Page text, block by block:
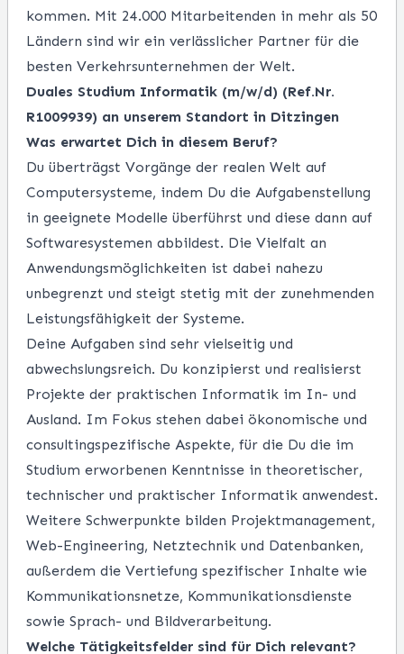
kommen. Mit 24.000 Mitarbeitenden in mehr als 50
Ländern sind wir ein verlässlicher Partner für die
besten Verkehrsunternehmen der Welt.
Duales Studium Informatik (m/w/d) (Ref.Nr.
R1009939) an unserem Standort in Ditzingen
Was erwartet Dich in diesem Beruf?
Du überträgst Vorgänge der realen Welt auf
Computersysteme, indem Du die Aufgabenstellung
in geeignete Modelle überführst und diese dann auf
Softwaresystemen abbildest. Die Vielfalt an
Anwendungsmöglichkeiten ist dabei nahezu
unbegrenzt und steigt stetig mit der zunehmenden
Leistungsfähigkeit der Systeme.
Deine Aufgaben sind sehr vielseitig und
abwechslungsreich. Du konzipierst und realisierst
Projekte der praktischen Informatik im In- und
Ausland. Im Fokus stehen dabei ökonomische und
consultingspezifische Aspekte, für die Du die im
Studium erworbenen Kenntnisse in theoretischer,
technischer und praktischer Informatik anwendest.
Weitere Schwerpunkte bilden Projektmanagement,
Web-Engineering, Netztechnik und Datenbanken,
außerdem die Vertiefung spezifischer Inhalte wie
Kommunikationsnetze, Kommunikationsdienste
sowie Sprach- und Bildverarbeitung.
Welche Tätigkeitsfelder sind für Dich relevant?